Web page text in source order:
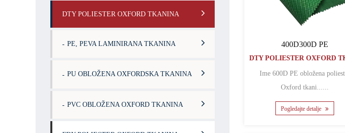
DTY POLIESTER OXFORD TKANINA
PE, PEVA LAMINIRANA TKANINA
PU OBLOŽENA OXFORDSKA TKANINA
PVC OBLOŽENA OXFORD TKANINA
400D300D PE
Ime 600D PE obložena poliester
Oxford tkani......
Pogledajte detalje